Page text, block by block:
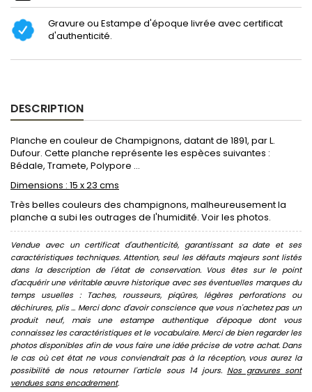
Gravure ou Estampe d'époque livrée avec certificat
d'authenticité.
DESCRIPTION
Planche en couleur de Champignons, datant de 1891, par L.
Dufour. Cette planche représente les espèces suivantes :
Bédale, Tramete, Polypore ...
Dimensions : 15 x 23 cms
Très belles couleurs des champignons, malheureusement la
planche a subi les outrages de l'humidité. Voir les photos.
Vendue avec un certificat d'authenticité, garantissant sa date et ses
caractéristiques techniques. Attention, seul les défauts majeurs sont listés
dans la description de l'état de conservation. Vous êtes sur le point
d'acquérir une véritable œuvre historique avec ses éventuelles marques du
temps usuelles : Taches, rousseurs, piqûres, légères perforations ou
déchirures, plis ... Merci donc d'avoir conscience que vous n'achetez pas un
produit neuf, mais une estampe authentique d'époque dont vous
connaissez les caractéristiques et le vocabulaire. Merci de bien regarder les
photos disponibles afin de vous faire une idée précise de votre achat. Dans
le cas où cet état ne vous conviendrait pas à la réception, vous aurez la
possibilité de nous retourner l'article sous 14 jours. Nos gravures sont
vendues sans encadrement.